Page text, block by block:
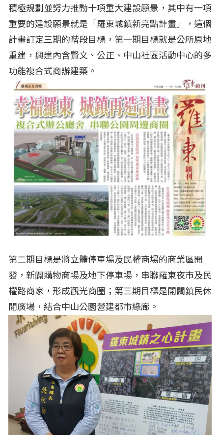
積極規劃並努力推動十項重大建設願景，其中有一項
重要的建設願景就是「羅東城鎮新亮點計畫」，這個
計畫訂定三期的階段目標，第一期目標就是公所原地
重建，興建內含賢文、公正、中山社區活動中心的多
功能複合式商辦建築。
第二期目標是將立體停車場及民權商場的商業區開
發，新闢購物商場及地下停車場，串聯羅東夜市及民
權路商家，形成觀光商圈；第三期目標是開闢鎮民休
閒廣場，結合中山公園營建都市綠廊。